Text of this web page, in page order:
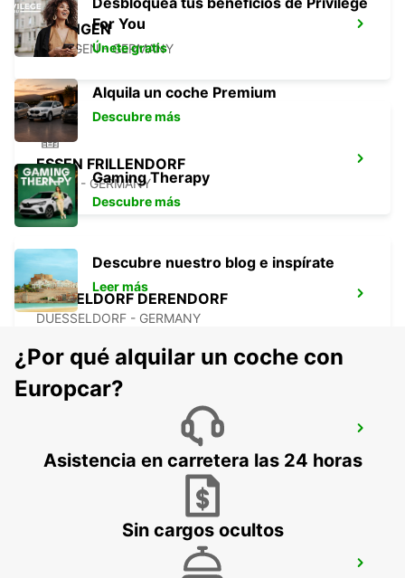
RATINGEN
RATINGEN - GERMANY
ESSEN FRILLENDORF
ESSEN - GERMANY
DUSSELDORF DERENDORF
DUESSELDORF - GERMANY
AEROPUERTO DE DUSSELDORF
DUESSELDORF - GERMANY
For You
Únete gratis
Alquila un coche Premium
Descubre más
Gaming Therapy
Descubre más
Descubre nuestro blog e inspírate
Leer más
¿Por qué alquilar un coche con
Europcar?
Asistencia en carretera las 24 horas
Sin cargos ocultos